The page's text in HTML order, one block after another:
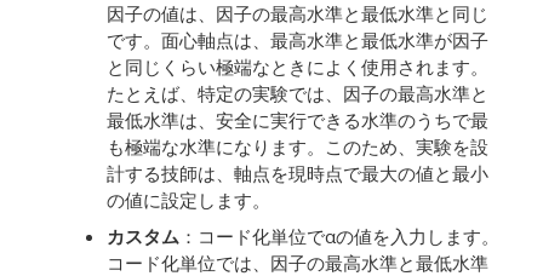
因子の値は、因子の最高水準と最低水準と同じ
です。面心軸点は、最高水準と最低水準が因子
と同じくらい極端なときによく使用されます。
たとえば、特定の実験では、因子の最高水準と
最低水準は、安全に実行できる水準のうちで最
も極端な水準になります。このため、実験を設
計する技師は、軸点を現時点で最大の値と最小
の値に設定します。
カスタム ：コード化単位でαの値を入力します。
コード化単位では、因子の最高水準と最低水準